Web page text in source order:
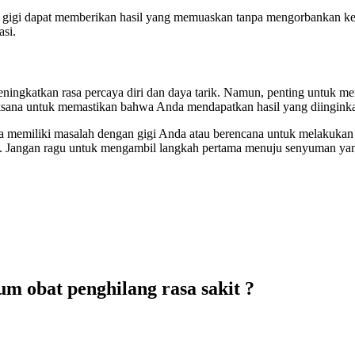
dapat memberikan hasil yang memuaskan tanpa mengorbankan
rasa percaya diri dan daya tarik. Namun, penting untuk
untuk memastikan bahwa Anda mendapatkan hasil yang
memiliki masalah dengan gigi Anda atau berencana untuk
ragu untuk mengambil langkah pertama menuju senyuman
obat penghilang rasa sakit ?